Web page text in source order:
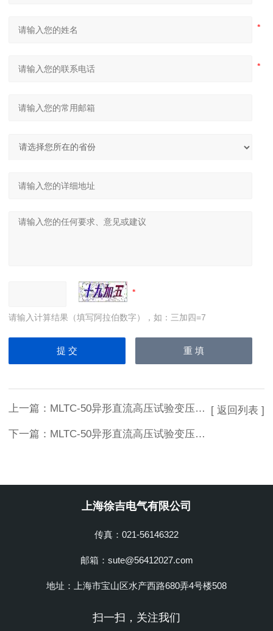
请输入计算结果（填写阿拉伯数字），如：三加四=7
上一篇： MLTC-50异形直流高压试验变压器供应
下一篇： MLTC-50异形直流高压试验变压器新型
[ 返回列表 ]
上海徐吉电气有限公司
传真：021-56146322
邮箱：sute@56412027.com
地址：上海市宝山区水产西路680弄4号楼508
扫一扫，关注我们